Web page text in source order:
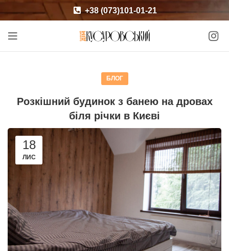
+38 (073)101-01-21
БЛОГ
Розкішний будинок з банею на дровах
біля річки в Києві
18
ЛИС